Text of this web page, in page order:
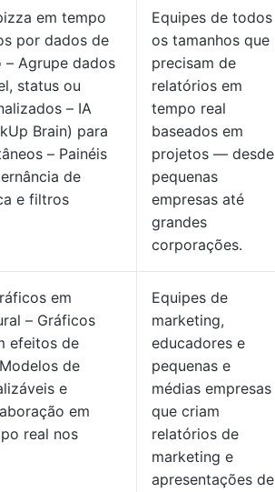
em tempo
por dados de
Agrupe dados
status ou
– IA
Brain) para
– Painéis
de
e filtros
Equipes de todos
os tamanhos que
precisam de
relatórios em
tempo real
baseados em
projetos — desde
pequenas
empresas até
grandes
corporações.
em
– Gráficos
efeitos de
de
e
em
real nos
Equipes de
marketing,
educadores e
pequenas e
médias empresas
que criam
relatórios de
marketing e
apresentações de